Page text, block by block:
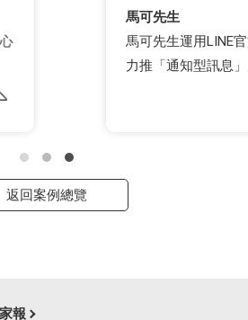
官方帳號創造年千萬團購業績，
返回案例總覽
報